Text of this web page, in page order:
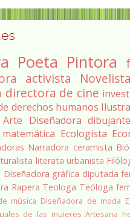
Poeta Pintora
activista Novelista
directora de cine
derechos humanos
Arte Diseñadora dibujante
matemática Ecologista
Narradora ceramista
literata urbanista
Diseñadora gráfica diputada
Rapera Teologa Teóloga
música Diseñadora de moda
de las mujeres Artesana